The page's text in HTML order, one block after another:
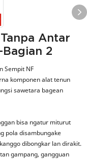
Antar
2
Sempit NF
komponen alat tenun
sawetara bagean
bisa ngatur miturut
pola disambungake
dibongkar lan dirakit.
gampang, gangguan